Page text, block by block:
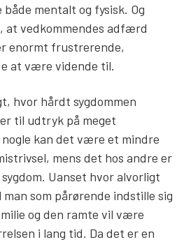
mentalt og fysisk. Og
at vedkommendes adfærd
enormt frustrerende,
at være vidende til.
hvor hårdt sygdommen
til udtryk på meget
nogle kan det være et mindre
mens det hos andre er
Uanset hvor alvorligt
som pårørende indstille sig
og den ramte vil være
i lang tid. Da det er en